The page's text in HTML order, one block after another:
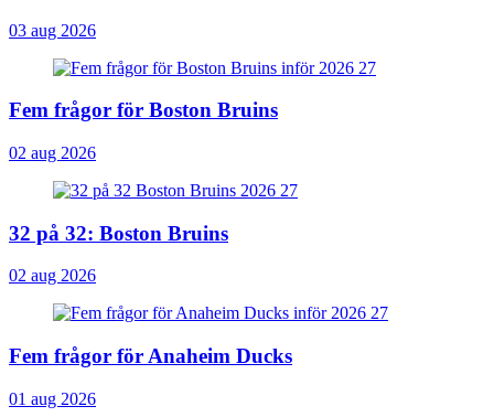
03 aug 2026
Fem frågor för Boston Bruins
02 aug 2026
32 på 32: Boston Bruins
02 aug 2026
Fem frågor för Anaheim Ducks
01 aug 2026